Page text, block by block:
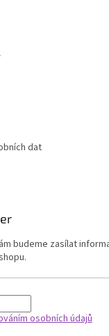
dat
budeme zasílat
osobních údajů